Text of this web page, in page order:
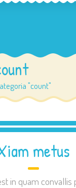
"count"
metus
in quam convallis